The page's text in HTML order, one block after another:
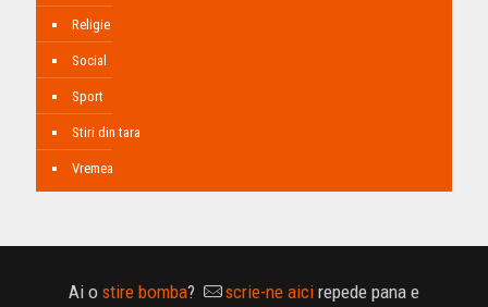
Religie
Social
Sport
Stiri din tara
Vremea
Ai o stire bomba? scrie-ne aici repede pana e